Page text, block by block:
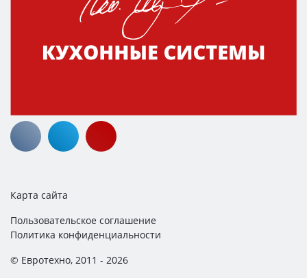
Карта сайта
Пользовательское соглашение
Политика конфиденциальности
© Евротехно, 2011 - 2026